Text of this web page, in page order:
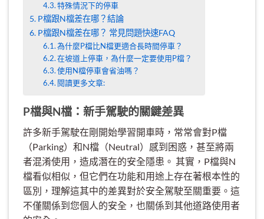
特殊情況下的停車
P檔跟N檔差在哪？結論
P檔跟N檔差在哪？ 常見問題快速FAQ
為什麼P檔比N檔更適合長時間停車？
在坡道上停車，為什麼一定要使用P檔？
使用N檔停車會省油嗎？
閱讀更多文章:
P檔與N檔：新手駕駛的關鍵差異
許多新手駕駛在剛開始學習開車時，常常會對P檔
（Parking）和N檔（Neutral）感到困惑，甚至將兩
者混淆使用，造成潛在的安全隱患。 其實，P檔與N
檔看似相似，但它們在功能和用途上存在著根本性的
區別，理解這其中的差異對於安全駕駛至關重要。這
不僅關係到您個人的安全，也關係到其他道路使用者